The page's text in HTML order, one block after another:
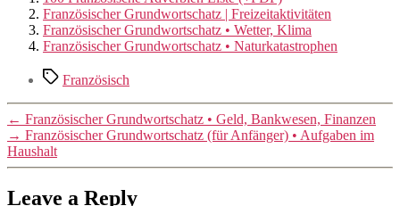
Französischer Grundwortschatz | Freizeitaktivitäten
Französischer Grundwortschatz • Wetter, Klima
Französischer Grundwortschatz • Naturkatastrophen
TagsFranzösisch
← Französischer Grundwortschatz • Geld, Bankwesen, Finanzen
→ Französischer Grundwortschatz (für Anfänger) • Aufgaben im
Haushalt
Leave a Reply